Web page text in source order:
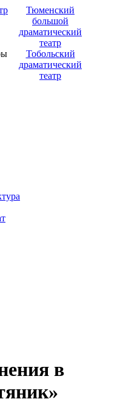
Тюменский
большой
драматический
театр
Тобольский
драматический
театр
в